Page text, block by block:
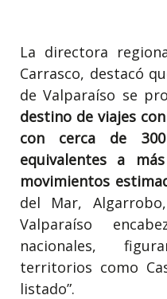
La directora
Carrasco, destacó
de Valparaíso se
destino de viajes
con cerca de 300
equivalentes a
movimientos
del Mar,
Valparaíso
nacionales,
territorios como
listado”.